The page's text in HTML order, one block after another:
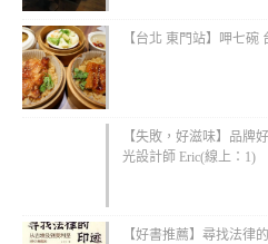
【台北 東門站】呷七碗
【失敗，好滋味】品牌
光設計師 Eric(線上：1)
【好書推薦】尋找法律